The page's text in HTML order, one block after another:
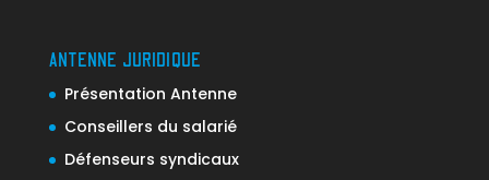
ANTENNE JURIDIQUE
Présentation Antenne
Conseillers du salarié
Défenseurs syndicaux